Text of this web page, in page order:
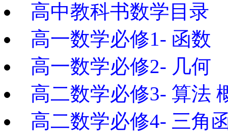
高中教科书数学目录
高一数学必修1- 函数
高一数学必修2- 几何
高二数学必修3- 算法
高二数学必修4- 三角